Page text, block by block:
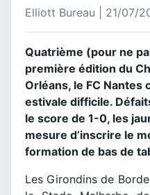
Elliott Bureau | 21/07/
Quatrième (pour ne
première édition du
Orléans, le FC Nantes
estivale difficile.
le score de 1-0, les
mesure d’inscrire le
formation de bas de
Les Girondins de